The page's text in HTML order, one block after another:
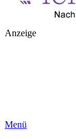
Anzeige
Menü